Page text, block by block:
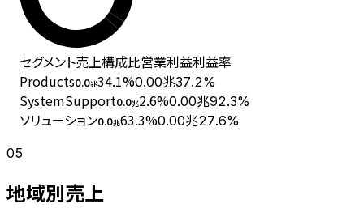
セグメント売上構成比営業利益利益率
Products0.0兆34.1%0.00兆37.2%
SystemSupport0.0兆2.6%0.00兆92.3%
ソリューション0.0兆63.3%0.00兆27.6%
05
地域別売上